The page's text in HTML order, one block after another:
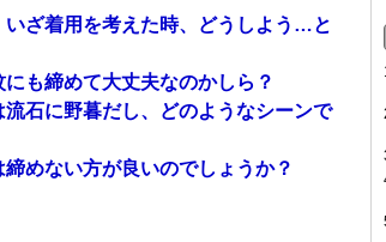
ざ着用を考えた時、どうしよう…と
も締めて大丈夫なのかしら？
石に野暮だし、どのようなシーンで
めない方が良いのでしょうか？